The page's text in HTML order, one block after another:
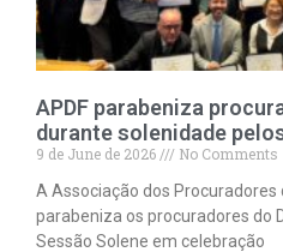
APDF parabeniza
durante solenidade
9 de June de 2026
No Comments
A Associação dos Procuradores
parabeniza os procuradores do
Sessão Solene em celebração